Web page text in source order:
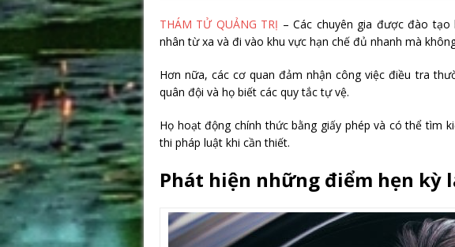
THÁM TỬ QUẢNG TRỊ – Các chuyên gia được đào
nhân từ xa và đi vào khu vực hạn chế đủ nhanh mà
Hơn nữa, các cơ quan đảm nhận công việc điều tra
quân đội và họ biết các quy tắc tự vệ.
Họ hoạt động chính thức bằng giấy phép và có thể tìm
thi pháp luật khi cần thiết.
Phát hiện những điểm hẹn kỳ